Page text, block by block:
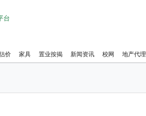
台
价 家具 置业按揭 新闻资讯 校网 地产代理